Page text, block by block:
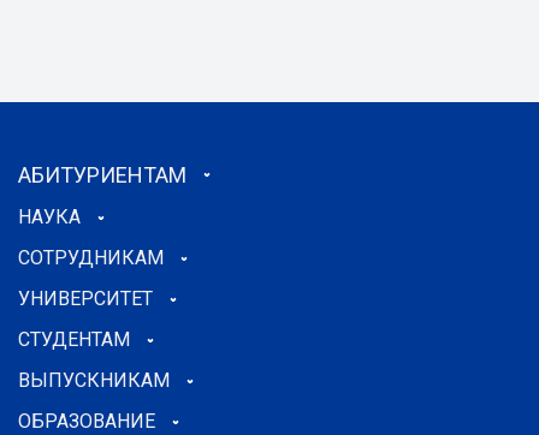
АБИТУРИЕНТАМ
НАУКА
СОТРУДНИКАМ
УНИВЕРСИТЕТ
СТУДЕНТАМ
ВЫПУСКНИКАМ
ОБРАЗОВАНИЕ